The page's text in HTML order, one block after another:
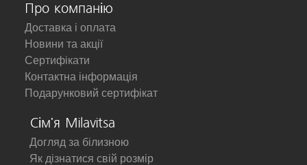
Про компанію
Доставка і оплата
Новини та акції
Сертифікати
Контактна інформація
Подарунковий сертифікат
Сім'я Milavitsa
Догляд за білизною
Як дізнатися свій розмір